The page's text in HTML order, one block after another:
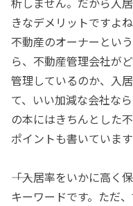
きなデメリットですよね
不動産のオーナーとい
ら、不動産管理会社が
管理しているのか、入
て、いい加減な会社な
の本にはきちんとした
ポイントも書いていま
――「入居率をいかに高
キーワードです。ただ